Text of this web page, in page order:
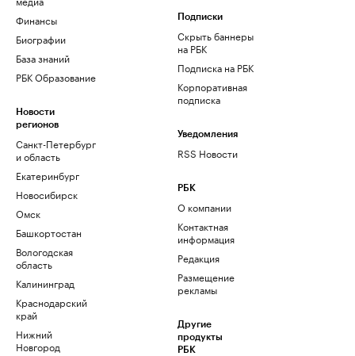
Финансы
Биографии
База знаний
РБК Образование
Новости
регионов
Санкт-Петербург
и область
Екатеринбург
Новосибирск
Омск
Башкортостан
Вологодская
область
Калининград
Краснодарский
край
Нижний
Новгород
Подписки
Скрыть баннеры
на РБК
Подписка на РБК
Корпоративная
подписка
Уведомления
RSS Новости
РБК
О компании
Контактная
информация
Редакция
Размещение
рекламы
Другие
продукты
РБК